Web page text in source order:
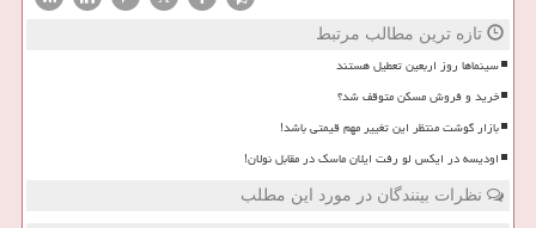
تازه ترین مطالب مرتبط
سینماها روز اربعین تعطیل هستند
خرید و فروش مسکن متوقف شد؟
بازار گوشت منتظر این تغییر مهم قیمتی باشد!
اودیسه در ایکس لو رفت ایلان ماسک در مقابل نولان!
نظرات بینندگان در مورد این مطلب